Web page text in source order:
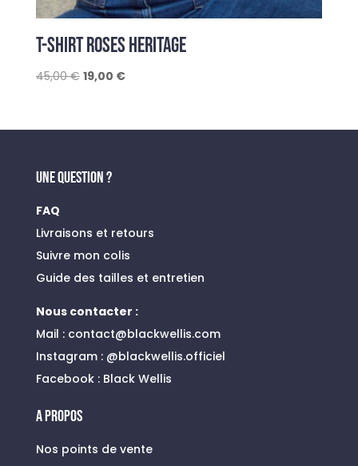
T-SHIRT ROSES HERITAGE
45,00€ Le
était :
19,00 €Le
est :
UNE QUESTION ?
FAQ
Livraisons et retours
Suivre mon colis
Guide des tailles et entretien
Nous contacter :
Mail : contact@blackwellis.com
Instagram :@blackwellis.officiel
Facebook : Black Wellis
A PROPOS
Nos points de vente